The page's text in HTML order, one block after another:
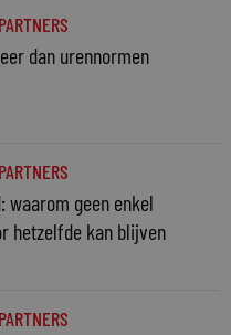
dan urennormen
waarom geen enkel
hetzelfde kan blijven